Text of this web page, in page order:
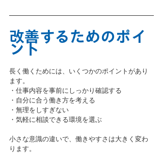
改善するためのポイ
ント
長く働くためには、いくつかのポイントがあり
ます。
・仕事内容を事前にしっかり確認する
・自分に合う働き方を考える
・無理をしすぎない
・気軽に相談できる環境を選ぶ
小さな意識の違いで、働きやすさは大きく変わ
ります。